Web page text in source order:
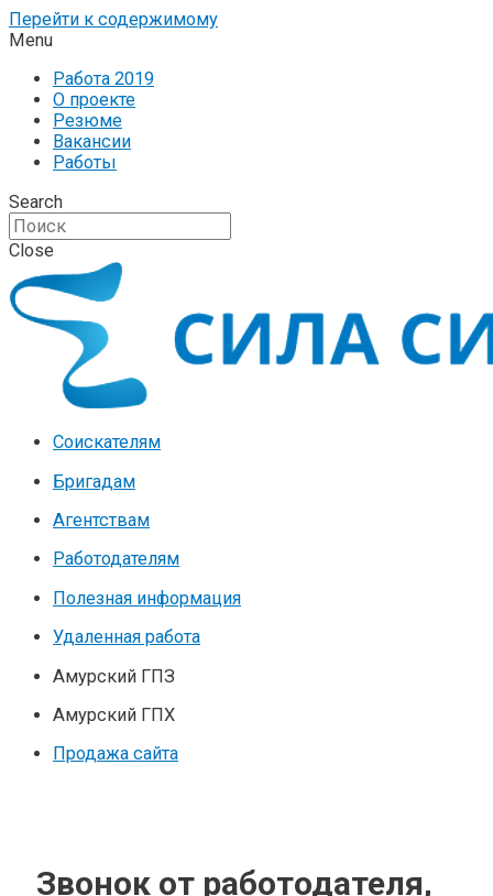
Перейти к содержимому
Menu
Работа 2019
О проекте
Резюме
Вакансии
Работы
Search
Close
Соискателям
Бригадам
Агентствам
Работодателям
Полезная информация
Удаленная работа
Амурский ГПЗ
Амурский ГПХ
Продажа сайта
Звонок от работодателя,